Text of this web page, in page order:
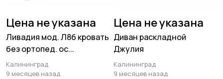
Цена не указана
Ливадия мод. Л8б кровать
без ортопед. ос...
Калининград
9 месяцев назад
Цена не указана
Диван раскладной
Джулия
Калининград
9 месяцев назад